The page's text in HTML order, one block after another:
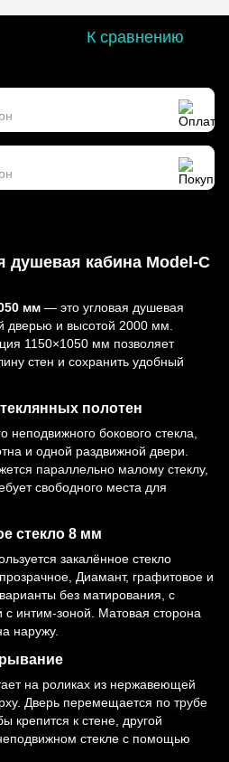
К сравнению
душевая кабина Model-C
мм — это угловая душевая
дверью и высотой 2000 мм.
1150×1050 мм позволяет
стен и сохранить удобный
полотен
неподвижного бокового стекла,
и одной раздвижной двери.
параллельно малому стеклу,
свободного места для
стекло 8 мм
закалённое стекло
прозрачное, Диамант, графитовое и
без матирования, с
интим-зоной. Матовая сторона
наружу.
на роликах из нержавеющей
Дверь перемещается по трубе
крепится к стене, другой
стекле с помощью